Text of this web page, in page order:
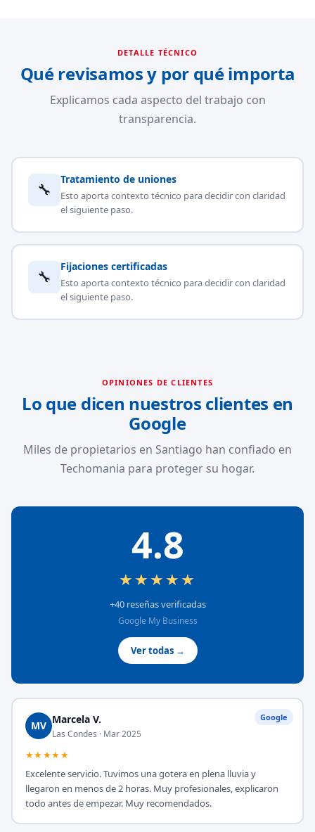
DETALLE TÉCNICO
Qué revisamos y por qué importa
Explicamos cada aspecto del trabajo con
transparencia.
🔧
Tratamiento de uniones
Esto aporta contexto técnico para decidir con claridad
el siguiente paso.
🔧
Fijaciones certificadas
Esto aporta contexto técnico para decidir con claridad
el siguiente paso.
OPINIONES DE CLIENTES
Lo que dicen nuestros clientes en
Google
Miles de propietarios en Santiago han confiado en
Techomania para proteger su hogar.
4.8
★★★★★
+40 reseñas verificadas
Google My Business
Ver todas →
Google
MV Marcela V.
Las Condes · Mar 2025
★★★★★
Excelente servicio. Tuvimos una gotera en plena lluvia y
llegaron en menos de 2 horas. Muy profesionales, explicaron
todo antes de empezar. Muy recomendados.